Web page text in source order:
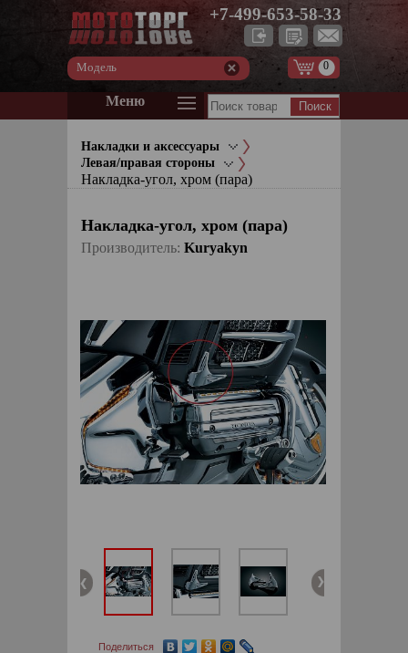
+7-499-653-58-33
Модель 0
Меню
Накладки и аксессуары
Левая/правая стороны
Накладка-угол, хром (пара)
Накладка-угол, хром (пара)
Производитель: Kuryakyn
Поделиться